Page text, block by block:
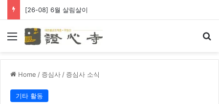
[26-08] 6월 살림살이
Menu
Home / 증심사 / 증심사 소식
기타 활동